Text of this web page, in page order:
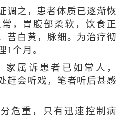
调之，患者体质已逐渐恢
，胃腹部柔软，饮食正
苔白黄，脉细。为治疗彻
1个月。
家属诉患者已如常人，
赶会听戏，笔者听后甚感
危重，只有迅速控制病